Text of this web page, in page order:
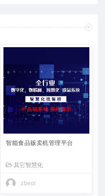
智能食品贩卖机管理平台
其它智慧化
zbeol